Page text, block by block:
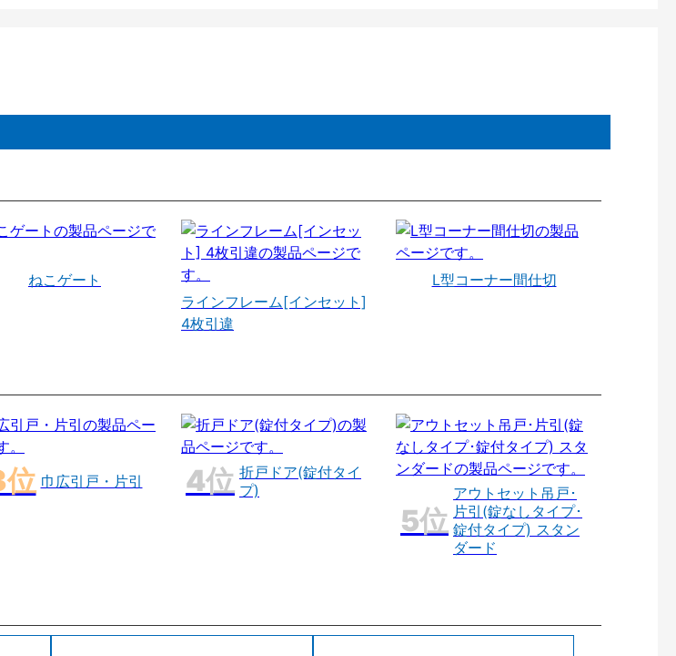
ねこゲート
ラインフレーム[インセット]
4枚引違
L型コーナー間仕切
巾広引戸・片引
折戸ドア(錠付タイ
プ)
アウトセット吊戸･
片引(錠なしタイプ･
錠付タイプ) スタン
ダード